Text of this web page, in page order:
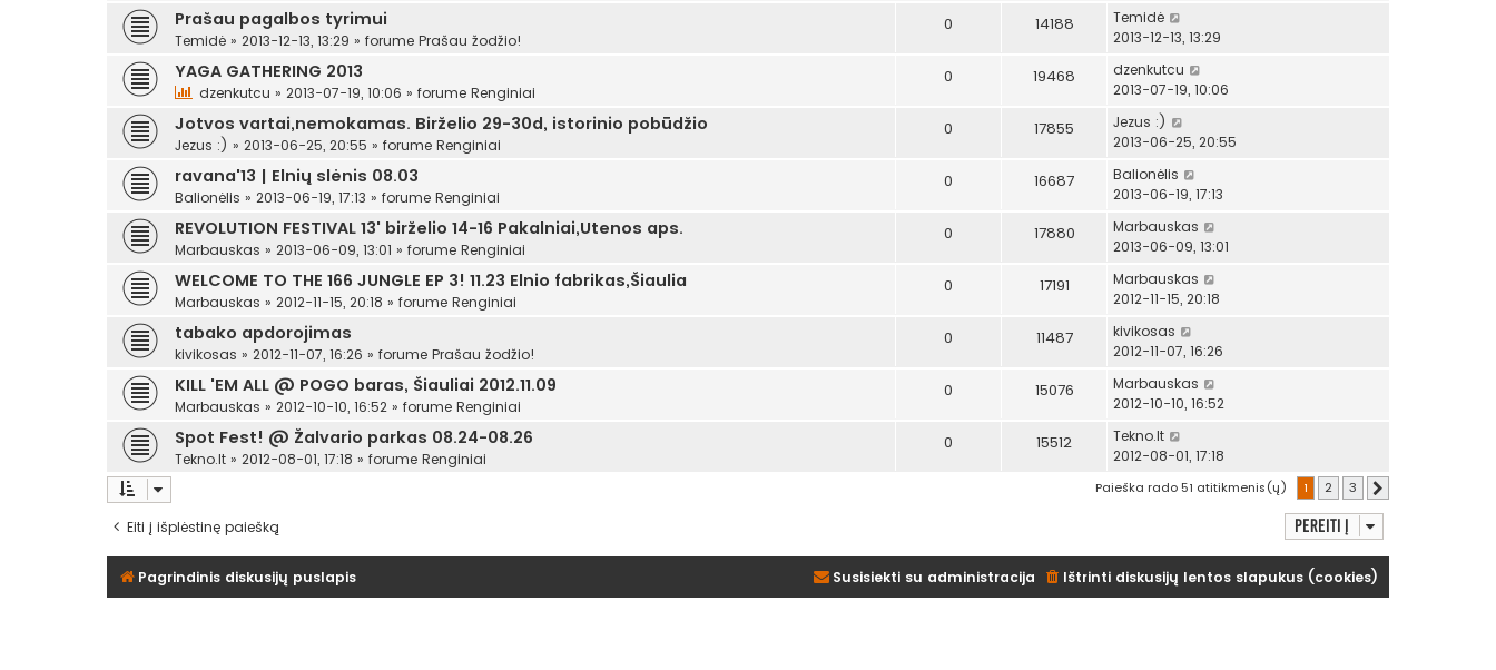
Prašau pagalbos tyrimui
Temidė » 2013-12-13, 13:29 » forume Prašau žodžio!
0 14188
Temidė
2013-12-13, 13:29
YAGA GATHERING 2013
dzenkutcu » 2013-07-19, 10:06 » forume Renginiai
0 19468
dzenkutcu
2013-07-19, 10:06
Jotvos vartai,nemokamas. Birželio 29-30d, istorinio pobūdžio
Jezus :) » 2013-06-25, 20:55 » forume Renginiai
0 17855
Jezus :)
2013-06-25, 20:55
ravana'13 | Elnių slėnis 08.03
Balionėlis » 2013-06-19, 17:13 » forume Renginiai
0 16687
Balionėlis
2013-06-19, 17:13
REVOLUTION FESTIVAL 13' birželio 14-16 Pakalniai,Utenos aps.
Marbauskas » 2013-06-09, 13:01 » forume Renginiai
0 17880
Marbauskas
2013-06-09, 13:01
WELCOME TO THE 166 JUNGLE EP 3! 11.23 Elnio fabrikas,Šiaulia
Marbauskas » 2012-11-15, 20:18 » forume Renginiai
0 17191
Marbauskas
2012-11-15, 20:18
tabako apdorojimas
kivikosas » 2012-11-07, 16:26 » forume Prašau žodžio!
0 11487
kivikosas
2012-11-07, 16:26
KILL 'EM ALL @ POGO baras, Šiauliai 2012.11.09
Marbauskas » 2012-10-10, 16:52 » forume Renginiai
0 15076
Marbauskas
2012-10-10, 16:52
Spot Fest! @ Žalvario parkas 08.24-08.26
Tekno.lt » 2012-08-01, 17:18 » forume Renginiai
0 15512
Tekno.lt
2012-08-01, 17:18
Paieška rado 51 atitikmenis(ų) 1 2 3
Eiti į išplėstinę paiešką Pereiti į
Pagrindinis diskusijų puslapis Ištrinti diskusijų lentos slapukus (cookies)
Susisiekti su administracija